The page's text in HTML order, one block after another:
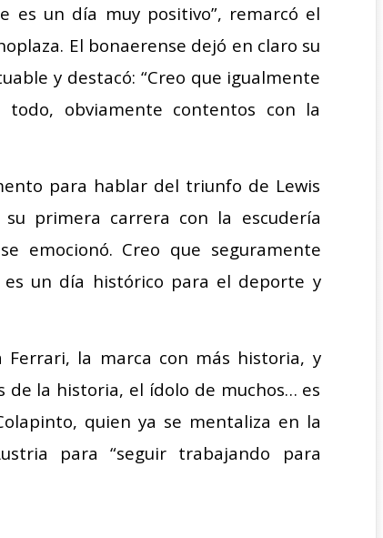
es un día muy positivo”, remarcó el
El bonaerense dejó en claro su
y destacó: “Creo que igualmente
obviamente contentos con la
para hablar del triunfo de Lewis
primera carrera con la escudería
emocionó. Creo que seguramente
es un día histórico para el deporte y
Ferrari, la marca con más historia, y
de la historia, el ídolo de muchos… es
quien ya se mentaliza en la
para “seguir trabajando para